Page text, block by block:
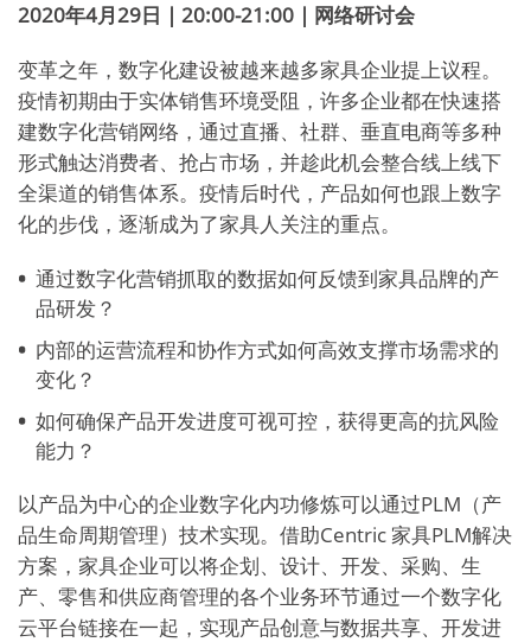
2020年4月29日 | 20:00-21:00 | 网络研讨会
变革之年，数字化建设被越来越多家具企业提上议程。
疫情初期由于实体销售环境受阻，许多企业都在快速搭
建数字化营销网络，通过直播、社群、垂直电商等多种
形式触达消费者、抢占市场，并趁此机会整合线上线下
全渠道的销售体系。疫情后时代，产品如何也跟上数字
化的步伐，逐渐成为了家具人关注的重点。
通过数字化营销抓取的数据如何反馈到家具品牌的产
品研发？
内部的运营流程和协作方式如何高效支撑市场需求的
变化？
如何确保产品开发进度可视可控，获得更高的抗风险
能力？
以产品为中心的企业数字化内功修炼可以通过PLM（产
品生命周期管理）技术实现。借助Centric 家具PLM解决
方案，家具企业可以将企划、设计、开发、采购、生
产、零售和供应商管理的各个业务环节通过一个数字化
云平台链接在一起，实现产品创意与数据共享、开发进